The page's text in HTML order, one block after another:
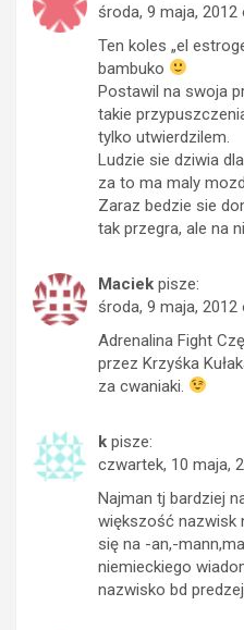
środa, 9 maja, 2012
Ten koles „el
bambuko
Postawil na swoja
takie
tylko utwierdzilem.
Ludzie sie dziwia
za to ma maly
Zaraz bedzie sie
tak przegra, ale na
Maciek pisze:
środa, 9 maja, 2012
Adrenalina Fight
przez Krzyśka
za cwaniaki.
k pisze:
czwartek, 10 maja,
Najman tj bardziej
większość nazwisk
się na -an,-
niemieckiego
nazwisko bd